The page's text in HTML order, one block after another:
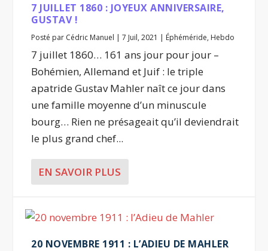
7 JUILLET 1860 : JOYEUX ANNIVERSAIRE,
GUSTAV !
Posté par Cédric Manuel |7 Juil, 2021 | Éphéméride, Hebdo
7 juillet 1860… 161 ans jour pour jour –
Bohémien, Allemand et Juif : le triple
apatride Gustav Mahler naît ce jour dans
une famille moyenne d’un minuscule
bourg… Rien ne présageait qu’il deviendrait
le plus grand chef...
EN SAVOIR PLUS
20 NOVEMBRE 1911 : L’ADIEU DE MAHLER